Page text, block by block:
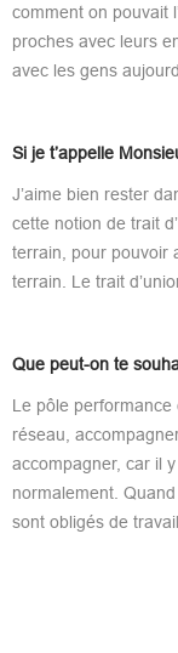
comment on pouvait
proches avec leurs
avec les gens
Si je t’appelle
J’aime bien rester
cette notion de trait
terrain, pour pouvoir
terrain. Le trait
Que peut-on te
Le pôle
réseau,
accompagner, car il
normalement.
sont obligés de